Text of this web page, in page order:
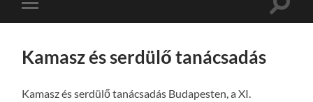
Toggle
mobile
Toggle
Kamasz és serdülő tanácsadás
Kamasz és serdülő tanácsadás Budapesten, a XI.